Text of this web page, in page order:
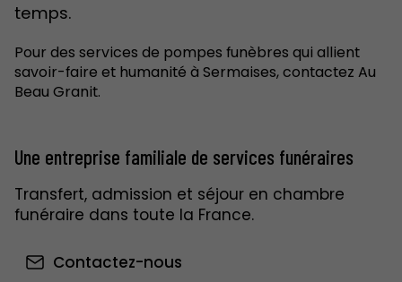
temps.
Pour des services de pompes funèbres qui allient
savoir-faire et humanité à Sermaises, contactez Au
Beau Granit.
Une entreprise familiale de services funéraires
Transfert, admission et séjour en chambre
funéraire dans toute la France.
Contactez-nous